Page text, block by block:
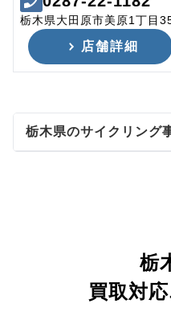
栃木県大田原市美原1丁目
店舗詳細
栃木県のサイクリング
栃
買取対